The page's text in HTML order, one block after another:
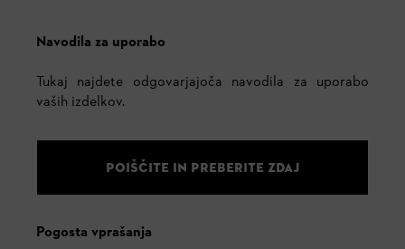
Navodila za uporabo
Tukaj najdete odgovarjajoča navodila za uporabo
vaših izdelkov.
POIŠČITE IN PREBERITE ZDAJ
Pogosta vprašanja